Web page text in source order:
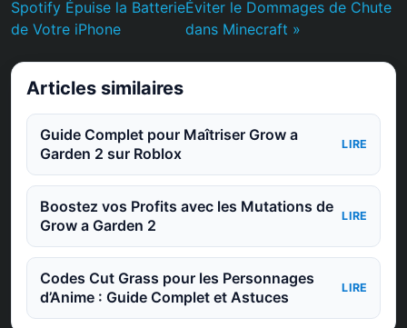
Spotify Épuise la Batterie
de Votre iPhone
Éviter le Dommages de Chute
dans Minecraft »
Articles similaires
Guide Complet pour Maîtriser Grow a
Garden 2 sur Roblox
LIRE
Boostez vos Profits avec les Mutations de
Grow a Garden 2
LIRE
Codes Cut Grass pour les Personnages
d’Anime : Guide Complet et Astuces
LIRE